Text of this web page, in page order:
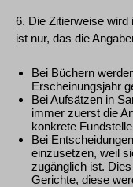
6. Die Zitierweise wird
ist nur, das die
Bei Büchern
Erscheinungsjahr
Bei Aufsätzen in
immer zuerst die
konkrete
Bei
einzusetzen, weil
zugänglich ist.
Gerichte, diese